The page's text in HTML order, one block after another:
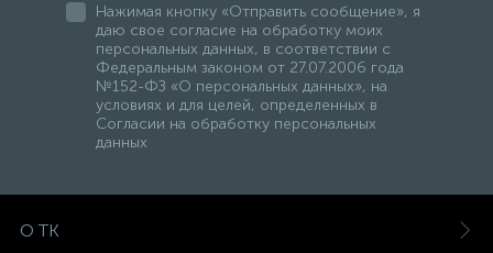
Нажимая кнопку «Отправить сообщение», я
даю свое согласие на обработку моих
персональных данных, в соответствии с
Федеральным законом от 27.07.2006 года
№152-ФЗ «О персональных данных», на
условиях и для целей, определенных в
Согласии на обработку персональных
данных
О ТК